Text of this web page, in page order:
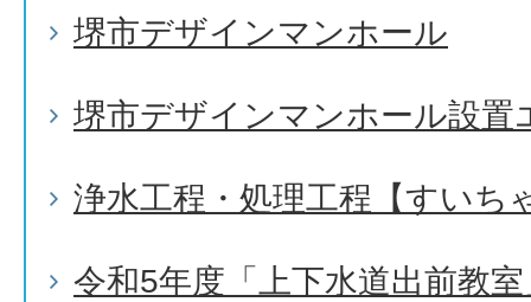
堺市デザインマンホール
堺市デザインマンホール設置
浄水工程・処理工程【すいち
令和5年度「上下水道出前教室